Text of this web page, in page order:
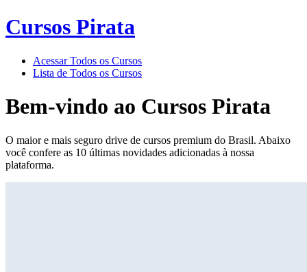
Cursos Pirata
Acessar Todos os Cursos
Lista de Todos os Cursos
Bem-vindo ao Cursos Pirata
O maior e mais seguro drive de cursos premium do Brasil. Abaixo
você confere as 10 últimas novidades adicionadas à nossa
plataforma.